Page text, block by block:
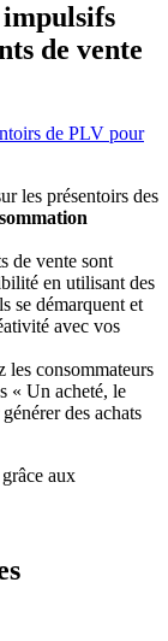
impulsifs
de vente
de PLV pour
les présentoirs des
de vente sont
en utilisant des
se démarquent et
avec vos
les consommateurs
« Un acheté, le
des achats